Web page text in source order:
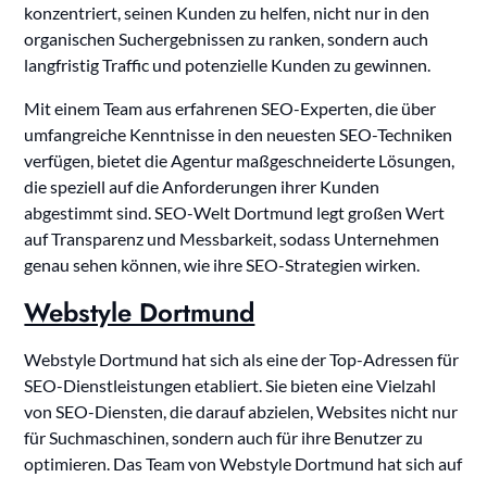
konzentriert, seinen Kunden zu helfen, nicht nur in den
organischen Suchergebnissen zu ranken, sondern auch
langfristig Traffic und potenzielle Kunden zu gewinnen.
Mit einem Team aus erfahrenen SEO-Experten, die über
umfangreiche Kenntnisse in den neuesten SEO-Techniken
verfügen, bietet die Agentur maßgeschneiderte Lösungen,
die speziell auf die Anforderungen ihrer Kunden
abgestimmt sind. SEO-Welt Dortmund legt großen Wert
auf Transparenz und Messbarkeit, sodass Unternehmen
genau sehen können, wie ihre SEO-Strategien wirken.
Webstyle Dortmund
Webstyle Dortmund hat sich als eine der Top-Adressen für
SEO-Dienstleistungen etabliert. Sie bieten eine Vielzahl
von SEO-Diensten, die darauf abzielen, Websites nicht nur
für Suchmaschinen, sondern auch für ihre Benutzer zu
optimieren. Das Team von Webstyle Dortmund hat sich auf